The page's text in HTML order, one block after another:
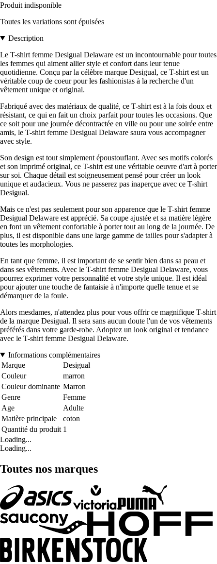
Produit indisponible
Toutes les variations sont épuisées
Description
Le T-shirt femme Desigual Delaware est un incontournable pour toutes
les femmes qui aiment allier style et confort dans leur tenue
quotidienne. Conçu par la célèbre marque Desigual, ce T-shirt est un
véritable coup de coeur pour les fashionistas à la recherche d'un
vêtement unique et original.
Fabriqué avec des matériaux de qualité, ce T-shirt est à la fois doux et
résistant, ce qui en fait un choix parfait pour toutes les occasions. Que
ce soit pour une journée décontractée en ville ou pour une soirée entre
amis, le T-shirt femme Desigual Delaware saura vous accompagner
avec style.
Son design est tout simplement époustouflant. Avec ses motifs colorés
et son imprimé original, ce T-shirt est une véritable oeuvre d'art à porter
sur soi. Chaque détail est soigneusement pensé pour créer un look
unique et audacieux. Vous ne passerez pas inaperçue avec ce T-shirt
Desigual.
Mais ce n'est pas seulement pour son apparence que le T-shirt femme
Desigual Delaware est apprécié. Sa coupe ajustée et sa matière légère
en font un vêtement confortable à porter tout au long de la journée. De
plus, il est disponible dans une large gamme de tailles pour s'adapter à
toutes les morphologies.
En tant que femme, il est important de se sentir bien dans sa peau et
dans ses vêtements. Avec le T-shirt femme Desigual Delaware, vous
pourrez exprimer votre personnalité et votre style unique. Il est idéal
pour ajouter une touche de fantaisie à n'importe quelle tenue et se
démarquer de la foule.
Alors mesdames, n'attendez plus pour vous offrir ce magnifique T-shirt
de la marque Desigual. Il sera sans aucun doute l'un de vos vêtements
préférés dans votre garde-robe. Adoptez un look original et tendance
avec le T-shirt femme Desigual Delaware.
Informations complémentaires
Marque
Desigual
Couleur
marron
Couleur dominante Marron
Genre
Femme
Age
Adulte
Matière principale
coton
Quantité du produit 1
Loading...
Loading...
Toutes nos marques